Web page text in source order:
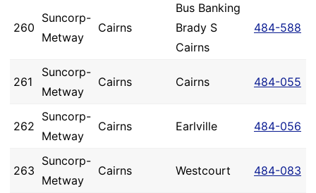
260
Suncorp-
Metway
Cairns
Bus Banking
Brady S
Cairns
484-588
261
Suncorp-
Metway
Cairns Cairns 484-055
262
Suncorp-
Metway
Cairns Earlville 484-056
263
Suncorp-
Metway
Cairns Westcourt 484-083